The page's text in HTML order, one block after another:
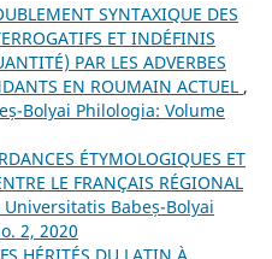
SYNTAXIQUE DES
ET INDÉFINIS
PAR LES ADVERBES
EN ROUMAIN ACTUEL ,
Bolyai Philologia: Volume
ÉTYMOLOGIQUES ET
LE FRANÇAIS RÉGIONAL
Babeș-Bolyai
2, 2020
HÉRITÉS DU LATIN À